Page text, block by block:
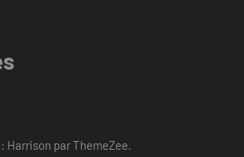
Harrison par ThemeZee.